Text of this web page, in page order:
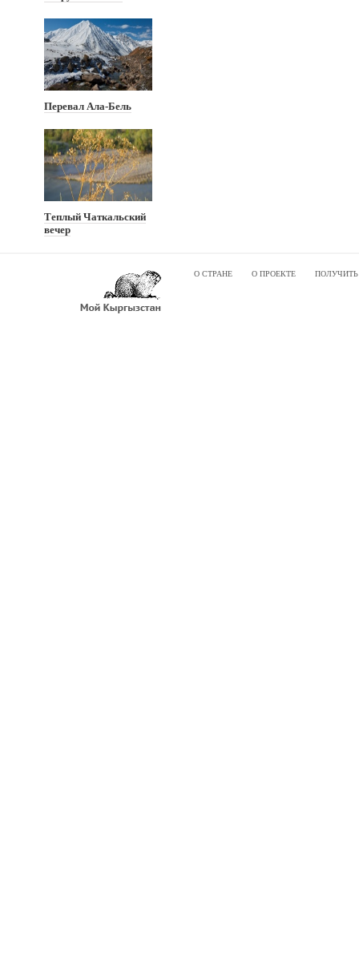
Перевал Ала-Бель
Теплый Чаткальский
вечер
О СТРАНЕ О ПРОЕКТЕ